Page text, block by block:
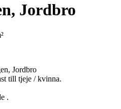
Jordbro
Jordbro
till tjeje / kvinna.
.